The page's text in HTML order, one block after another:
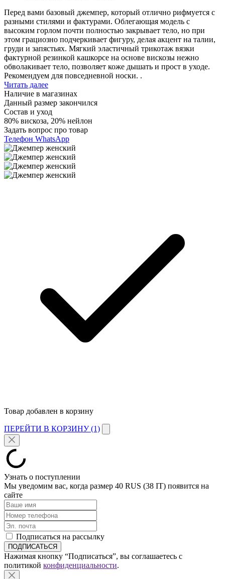
Перед вами базовый джемпер, который отлично рифмуется с
разными стилями и фактурами. Облегающая модель с
высоким горлом почти полностью закрывает тело, но при
этом грациозно подчеркивает фигуру, делая акцент на талии,
груди и запястьях. Мягкий эластичный трикотаж вязки
фактурной резинкой кашкорсе на основе вискозы нежно
обволакивает тело, позволяет коже дышать и прост в уходе.
Рекомендуем для повседневной носки. .
Читать далее
Наличие в магазинах
Данный размер закончился
Состав и уход
80% вискоза, 20% нейлон
Задать вопрос про товар
Телефон WhatsApp
Товар добавлен в корзину
ПЕРЕЙТИ В КОРЗИНУ (1)
Узнать о поступлении
Мы уведомим вас, когда размер 40 RUS (38 IT) появится на
сайте
Подписаться на рассылку
Нажимая кнопку “Подписаться”, вы соглашаетесь с
политикой конфиденциальности.